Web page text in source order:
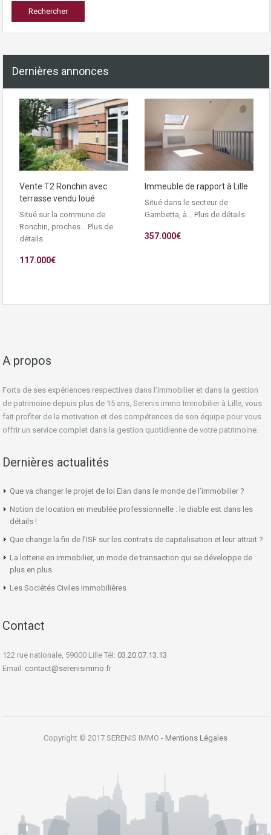
Dernières annonces
Vente T2 Ronchin avec
terrasse vendu loué
Situé sur la commune de
Ronchin, proches… Plus de
détails
117.000€
Immeuble de rapport à Lille
Situé dans le secteur de
Gambetta, à… Plus de détails
357.000€
A propos
Forts de ses expériences respectives dans l’immobilier et dans la gestion
de patrimoine depuis plus de 15 ans, Serenis immo Immobilier à Lille, vous
fait profiter de la motivation et des compétences de son équipe pour vous
offrir un service complet dans la gestion quotidienne de votre patrimoine.
Dernières actualités
Que va changer le projet de loi Elan dans le monde de l’immobilier ?
Notion de location en meublée professionnelle : le diable est dans les
détails !
Que change la fin de l’ISF sur les contrats de capitalisation et leur attrait ?
La lotterie en immobilier, un mode de transaction qui se développe de
plus en plus
Les Sociétés Civiles Immobilières
Contact
122 rue nationale, 59000 Lille Tél: 03.20.07.13.13
Email: contact@serenisimmo.fr
Copyright © 2017 SERENIS IMMO - Mentions Légales